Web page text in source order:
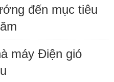
đến mục tiêu
máy Điện gió